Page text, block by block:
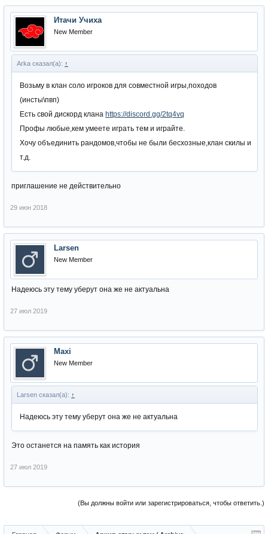
Итачи Учиха
New Member
Arka сказал(а): ↑
Возьму в клан соло игроков для совместной игры,походов
(инсты\пвп)
Есть свой дискорд клана https://discord.gg/2tq4vq
Профы любые,кем умеете играть тем и играйте.
Хочу объединить рандомов,чтобы не были бесхозные,клан скилы и
т.д.
приглашение не действительно
29 июн 2018
Larsen
New Member
Надеюсь эту тему уберут она же не актуальна
27 июл 2019
Maxi
New Member
Larsen сказал(а): ↑
Надеюсь эту тему уберут она же не актуальна
Это останется на память как история
27 июл 2019
(Вы должны войти или зарегистрироваться, чтобы ответить.)